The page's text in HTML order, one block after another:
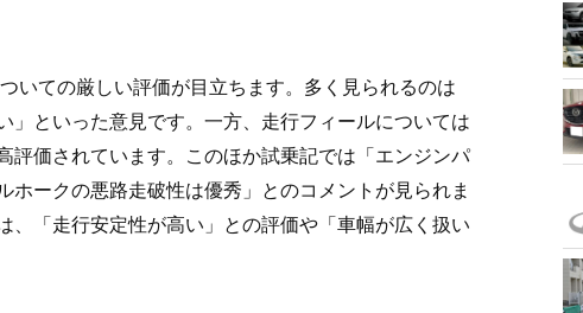
いての厳しい評価が目立ちます。多く見られるのは
」といった意見です。一方、走行フィールについては
評価されています。このほか試乗記では「エンジンパ
ークの悪路走破性は優秀」とのコメントが見られま
、「走行安定性が高い」との評価や「車幅が広く扱い